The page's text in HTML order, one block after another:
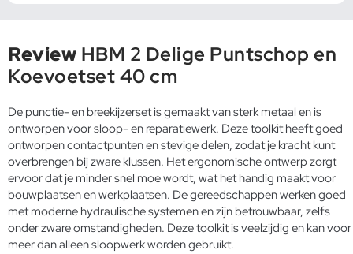
Review HBM 2 Delige Puntschop en
Koevoetset 40 cm
De punctie- en breekijzerset is gemaakt van sterk metaal en is
ontworpen voor sloop- en reparatiewerk. Deze toolkit heeft goed
ontworpen contactpunten en stevige delen, zodat je kracht kunt
overbrengen bij zware klussen. Het ergonomische ontwerp zorgt
ervoor dat je minder snel moe wordt, wat het handig maakt voor
bouwplaatsen en werkplaatsen. De gereedschappen werken goed
met moderne hydraulische systemen en zijn betrouwbaar, zelfs
onder zware omstandigheden. Deze toolkit is veelzijdig en kan voor
meer dan alleen sloopwerk worden gebruikt.